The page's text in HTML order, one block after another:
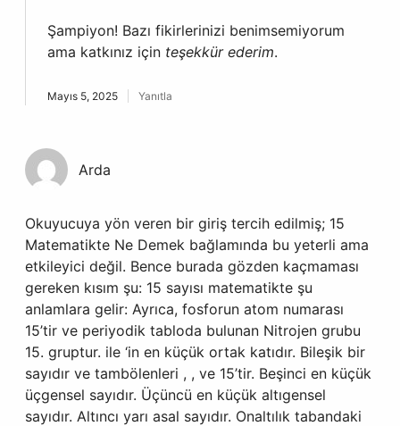
Şampiyon! Bazı fikirlerinizi benimsemiyorum
ama katkınız için teşekkür ederim.
Mayıs 5, 2025 Yanıtla
Arda
Okuyucuya yön veren bir giriş tercih edilmiş; 15
Matematikte Ne Demek bağlamında bu yeterli ama
etkileyici değil. Bence burada gözden kaçmaması
gereken kısım şu: 15 sayısı matematikte şu
anlamlara gelir: Ayrıca, fosforun atom numarası
15’tir ve periyodik tabloda bulunan Nitrojen grubu
15. gruptur. ile ‘in en küçük ortak katıdır. Bileşik bir
sayıdır ve tambölenleri , , ve 15’tir. Beşinci en küçük
üçgensel sayıdır. Üçüncü en küçük altıgensel
sayıdır. Altıncı yarı asal sayıdır. Onaltılık tabandaki